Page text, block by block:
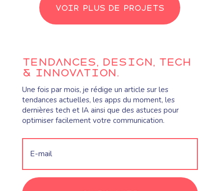
Voir plus de projets
tendances, Design, tech
& innovation.
Une fois par mois, je rédige un article sur les
tendances actuelles, les apps du moment, les
dernières tech et IA ainsi que des astuces pour
optimiser facilement votre communication.